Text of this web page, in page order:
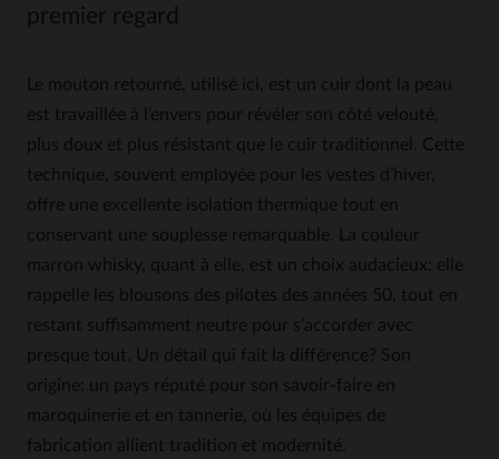
premier regard
Le mouton retourné, utilisé ici, est un cuir dont la peau
est travaillée à l’envers pour révéler son côté velouté,
plus doux et plus résistant que le cuir traditionnel. Cette
technique, souvent employée pour les vestes d’hiver,
offre une excellente isolation thermique tout en
conservant une souplesse remarquable. La couleur
marron whisky, quant à elle, est un choix audacieux: elle
rappelle les blousons des pilotes des années 50, tout en
restant suffisamment neutre pour s’accorder avec
presque tout. Un détail qui fait la différence? Son
origine: un pays réputé pour son savoir-faire en
maroquinerie et en tannerie, où les équipes de
fabrication allient tradition et modernité.